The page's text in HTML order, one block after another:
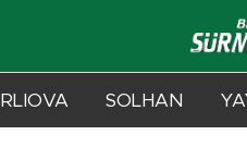
SOLHAN